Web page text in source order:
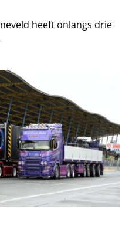
heeft onlangs drie